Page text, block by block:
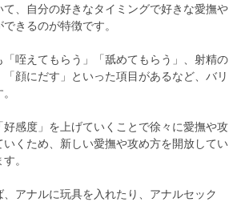
、自分の好きなタイミングで好きな愛撫や
きるのが特徴です。
咥えてもらう」「舐めてもらう」、射精の
顔にだす」といった項目があるなど、バリ
好感度」を上げていくことで徐々に愛撫や攻
くため、新しい愛撫や攻め方を開放してい
。
アナルに玩具を入れたり、アナルセック